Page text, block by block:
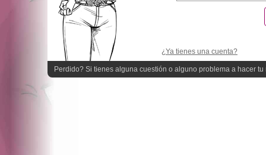
¿Ya tienes una cuenta?
Perdido? Si tienes alguna cuestión o alguno problema a hacer